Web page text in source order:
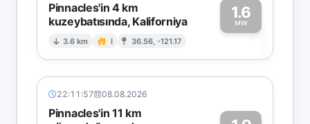
Pinnacles'in 4 km
kuzeybatısında, Kaliforniya
3.6 km I 36.56, -121.17
1.6
MW1
22:11:57 08.08.2026
Pinnacles'in 11 km